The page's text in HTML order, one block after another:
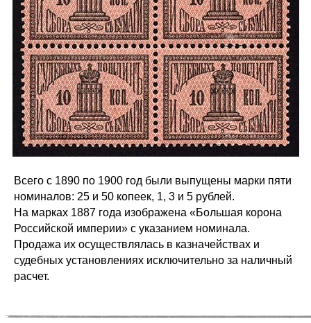
Всего с 1890 по 1900 год были выпущены марки пяти
номиналов: 25 и 50 копеек, 1, 3 и 5 рублей.
На марках 1887 года изображена «Большая корона
Российской империи» с указанием номинала.
Продажа их осуществлялась в казначействах и
судебных установлениях исключительно за наличный
расчет.